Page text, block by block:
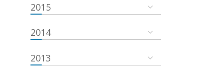
2015
2014
2013